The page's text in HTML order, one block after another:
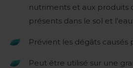
nutriments et aux produits
présents dans le sol et
Prévient les dégâts causés
Peut être utilisé sur une